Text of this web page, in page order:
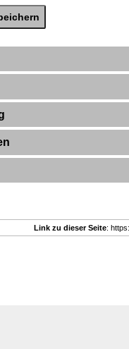
Link zu dieser Seite: